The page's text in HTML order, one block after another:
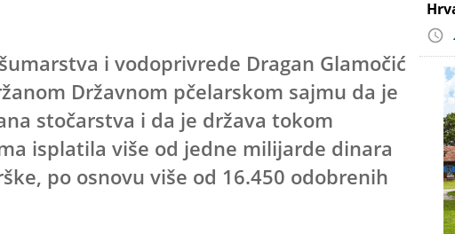
i vodoprivrede Dragan Glamočić
Državnom pčelarskom sajmu da je
stočarstva i da je država tokom
isplatila više od jedne milijarde dinara
po osnovu više od 16.450 odobrenih